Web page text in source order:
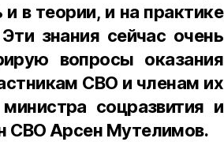
в теории, и на практике
знания сейчас очень
вопросы оказания
СВО и членам их
соцразвития и
СВО Арсен Мутелимов.